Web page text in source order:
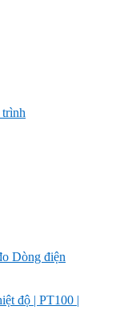
Dòng điện
độ | PT100 |